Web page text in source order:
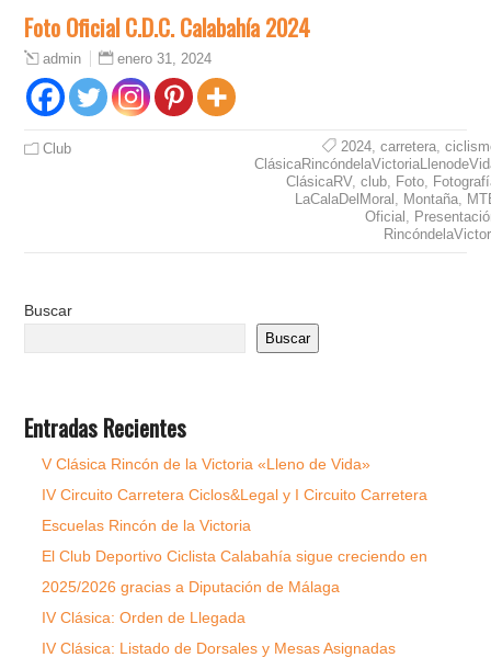
Foto Oficial C.D.C. Calabahía 2024
admin enero 31, 2024
Club 2024 ,carretera ,
ClásicaRV,club Foto
LaCalaDelMoral
Montaña
Oficial
Buscar
Buscar
Entradas Recientes
V Clásica Rincón de la Victoria «Lleno de Vida»
IV Circuito Carretera Ciclos&Legal y I Circuito Carretera
Escuelas Rincón de la Victoria
El Club Deportivo Ciclista Calabahía sigue creciendo en
2025/2026 gracias a Diputación de Málaga
IV Clásica: Orden de Llegada
IV Clásica: Listado de Dorsales y Mesas Asignadas